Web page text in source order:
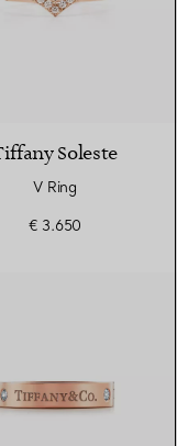
Soleste
V Ring
€ 3.650